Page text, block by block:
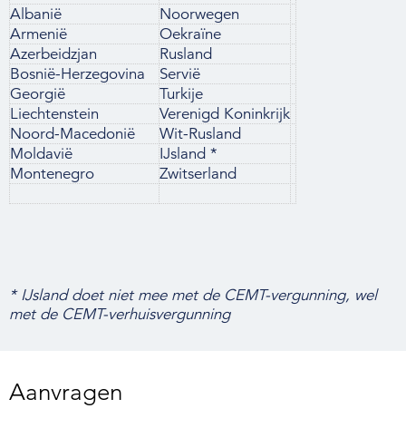
Albanië
Noorwegen
Armenië
Oekraïne
Azerbeidzjan
Rusland
Bosnië-Herzegovina Servië
Georgië
Turkije
Liechtenstein
Verenigd Koninkrijk
Noord-Macedonië
Wit-Rusland
Moldavië
IJsland *
Montenegro
Zwitserland
* IJsland doet niet mee met de CEMT-vergunning, wel
met de CEMT-verhuisvergunning
Aanvragen